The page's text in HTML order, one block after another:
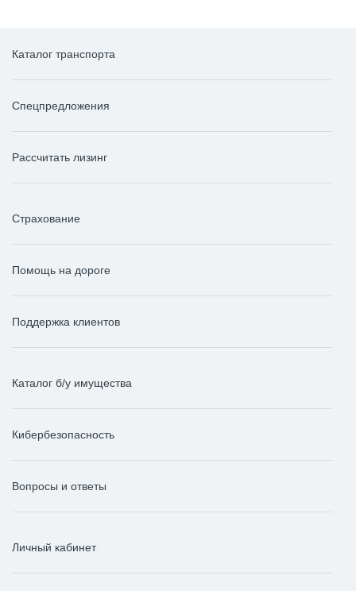
Каталог транспорта
Спецпредложения
Рассчитать лизинг
Страхование
Помощь на дороге
Поддержка клиентов
Каталог б/у имущества
Кибербезопасность
Вопросы и ответы
Личный кабинет